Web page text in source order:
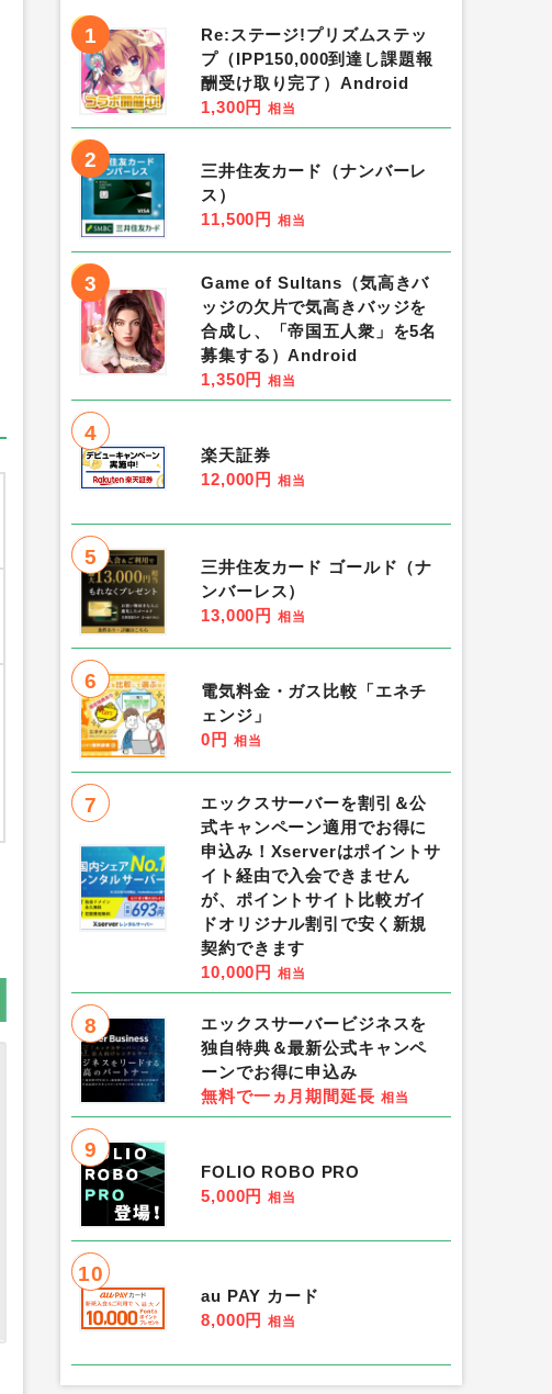
0円
ハピタス
青鬼オンライン（Android）
1
Re:ステージ!プリズムステッ
プ（IPP150,000到達し課題報
酬受け取り完了）Android
1,300円 相当
2
三井住友カード（ナンバーレ
ス）
11,500円 相当
3
Game of Sultans（気高きバ
ッジの欠片で気高きバッジを
合成し、「帝国五人衆」を5名
募集する）Android
1,350円 相当
4
楽天証券
12,000円 相当
5
三井住友カード ゴールド（ナ
ンバーレス）
13,000円 相当
6
電気料金・ガス比較「エネチ
ェンジ」
0円 相当
7
エックスサーバーを割引＆公
式キャンペーン適用でお得に
申込み！Xserverはポイントサ
イト経由で入会できません
が、ポイントサイト比較ガイ
ドオリジナル割引で安く新規
契約できます
10,000円 相当
8
エックスサーバービジネスを
独自特典＆最新公式キャンペ
ーンでお得に申込み
無料で一ヵ月期間延長 相当
9
FOLIO ROBO PRO
5,000円 相当
10
au PAY カード
8,000円 相当